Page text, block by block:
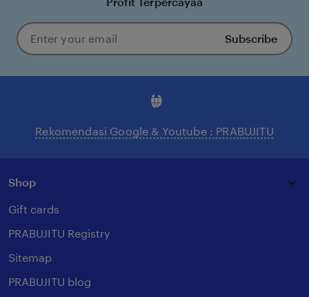
Profit Terpercayaa
Enter
your
Subscribe
Rekomendasi Google & Youtube : PRABUJITU
Shop
Gift cards
PRABUJITU Registry
Sitemap
PRABUJITU blog